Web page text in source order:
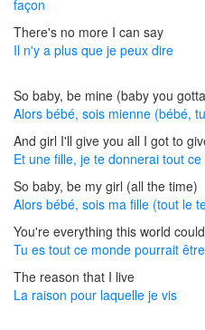
façon
There's no more I can say
Il n'y a plus que je peux dire
So baby, be mine (baby you
Alors bébé, sois mienne (bébé,
And girl I'll give you all I got to
Et une fille, je te donnerai tout
So baby, be my girl (all the time)
Alors bébé, sois ma fille (tout le
You're everything this world
Tu es tout ce monde pourrait être
The reason that I live
La raison pour laquelle je vis